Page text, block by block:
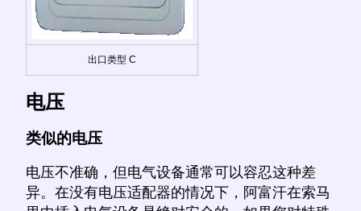
出口类型 C
电压
类似的电压
电压不准确，但电气设备通常可以容忍这种差
异。在没有电压适配器的情况下，阿富汗在索马